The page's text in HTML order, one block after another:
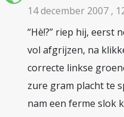
14 december 2007 ,
“Hè!?” riep hij, eerst
vol afgrijzen, na
correcte linkse
zure gram placht te
nam een ferme slok